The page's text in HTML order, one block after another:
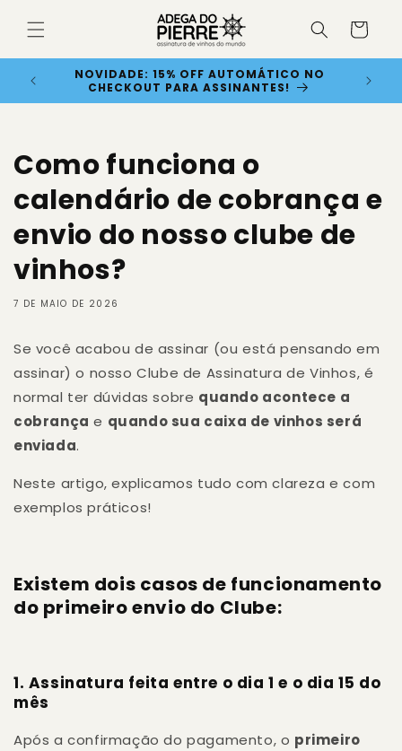
para o
conteúdo
Carrinho
NO
NOVIDADE: 15% OFF AUTOMÁTICO NO
CHECKOUT PARA ASSINANTES!
Como funciona o
calendário de cobrança e
envio do nosso clube de
vinhos?
7 DE MAIO DE 2026
Se você acabou de assinar (ou está pensando em
assinar) o nosso Clube de Assinatura de Vinhos, é
normal ter dúvidas sobre quando acontece a
cobrança e quando sua caixa de vinhos será
enviada.
Neste artigo, explicamos tudo com clareza e com
exemplos práticos!
Existem dois casos de funcionamento
do primeiro envio do Clube:
1. Assinatura feita entre o dia 1 e o dia 15 do
mês
Após a confirmação do pagamento, o primeiro